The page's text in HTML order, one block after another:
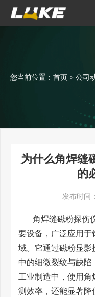
您当前位置： 首页 > 公司
为什么角焊缝
的
发布时间
角焊缝磁粉探伤
要设备，广泛应用于
域。它通过磁粉显影
中的细微裂纹与缺
工业制造中，使用
测效率，还能显著降